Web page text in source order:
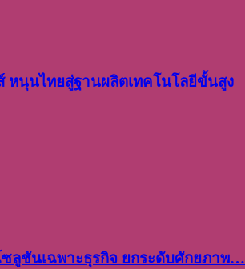
หนุนไทยสู่ฐานผลิตเทคโนโลยีขั้นสูง
ลูชันเฉพาะธุรกิจ ยกระดับศักยภาพ…